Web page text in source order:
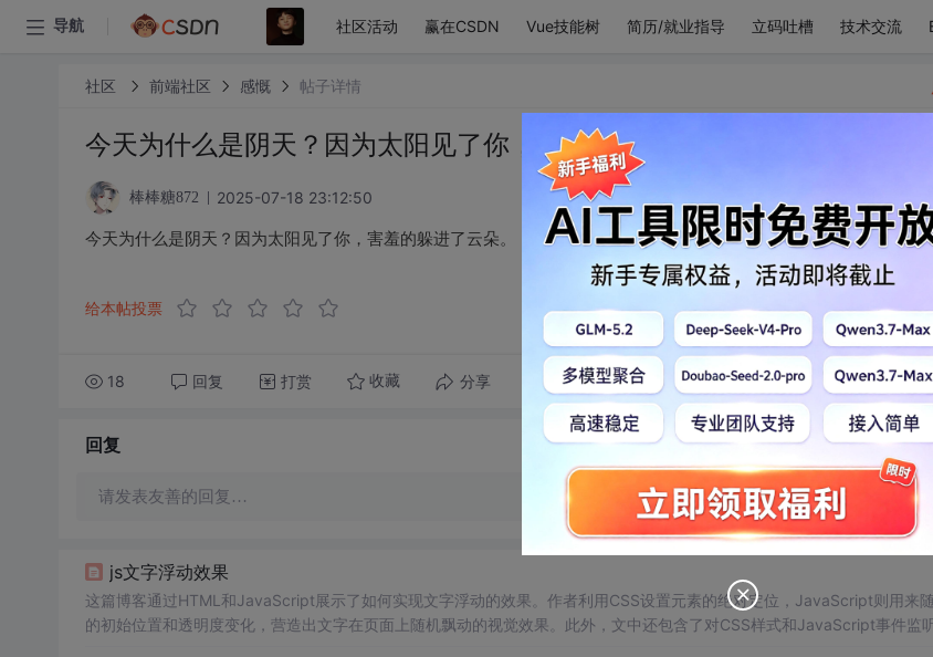
导航 社区活动 赢在CSDN Vue技能树 简历/就业指导 立码吐槽 技术交流
社区 前端社区 感慨 帖子详情
今天为什么是阴天？因为太阳见了你，害羞的躲进了云朵。
棒棒糖872 2025-07-18 23:12:50
今天为什么是阴天？因为太阳见了你，害羞的躲进了云朵。
给本帖投票
18 回复 打赏 收藏 分享 转发到动态 举报
回复 切
请发表友善的回复…
js文字浮动效果
这篇博客通过HTML和JavaScript展示了如何实现文字浮动的效果。作者利用CSS设置元素的绝对定位，JavaScript则用来
的初始位置和透明度变化，营造出文字在页面上随机飘动的视觉效果。此外，文中还包含了对CSS样式和JavaScript事件监